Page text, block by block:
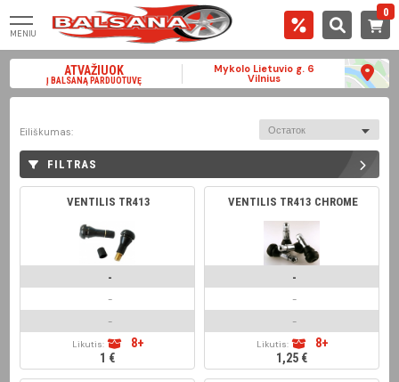
MENIU
0
ATVAŽIUOK
Į BALSANĄ PARDUOTUVĘ
Mykolo Lietuvio g. 6
Vilnius
Eiliškumas: Остаток
FILTRAS
VENTILIS TR413
-
-
-
Likutis:
8+
1 €
VENTILIS TR413 CHROME
-
-
-
Likutis:
8+
1,25 €